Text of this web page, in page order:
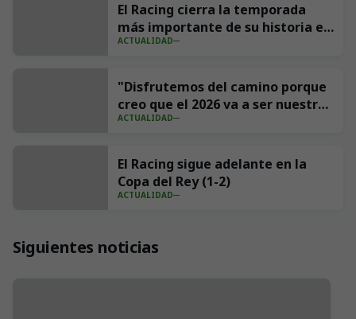
El Racing cierra la temporada
más importante de su historia en
redes con 539 millones de
ACTUALIDAD
"Disfrutemos del camino porque
creo que el 2026 va a ser nuestro
año"
ACTUALIDAD
El Racing sigue adelante en la
Copa del Rey (1-2)
ACTUALIDAD
Siguientes noticias